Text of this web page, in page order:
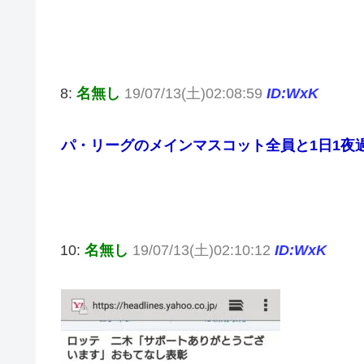
8: 名無し 19/07/13(土)02:08:59 ID:WxK
パ・リーグのメインマスコット全員と1日1夜
10: 名無し 19/07/13(土)02:10:12 ID:WxK